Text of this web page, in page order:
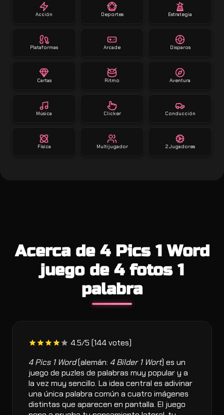
Acción Deportes Estrategia
Plataformas Arcade Disparos
Cartas Ritmo Aventura
Música Clicker Conducción
Física Multijugador 2 Jugadores
Acerca de 4 Pics 1 Word
juego de 4 fotos 1
palabra
4.5/5 (144 votes)
4 Pics 1 Word(alemán: 4 Bilder 1 Wort) es un
juego de puzles de palabras muy popular y a
la vez muy sencillo. La idea central es adivinar
una única palabra común a cuatro imágenes
distintas que aparecen en pantalla. El juego